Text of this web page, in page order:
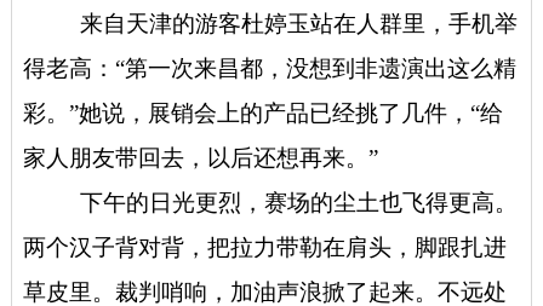
来自天津的游客杜婷玉站在人群里，手机举
得老高：“第一次来昌都，没想到非遗演出这么精
彩。”她说，展销会上的产品已经挑了几件，“给
家人朋友带回去，以后还想再来。”
下午的日光更烈，赛场的尘土也飞得更高。
两个汉子背对背，把拉力带勒在肩头，脚跟扎进
草皮里。裁判哨响，加油声浪掀了起来。不远处